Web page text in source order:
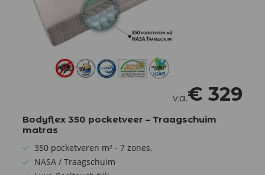
v.a.€ 329
Bodyflex 350 pocketveer – Traagschuim
matras
350 pocketveren m² - 7 zones,
NASA / Traagschuim